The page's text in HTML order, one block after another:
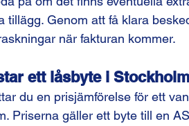
tillägg. Genom att få klara
när fakturan kommer.
ett låsbyte i
du en prisjämförelse för ett
Priserna gäller ett byte till en